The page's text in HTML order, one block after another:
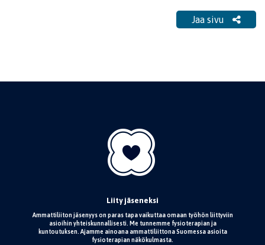
Jaa sivu
Liity jäseneksi
Ammattiliiton jäsenyys on paras tapa vaikuttaa omaan työhön liittyviin
asioihin yhteiskunnallisesti. Me tunnemme fysioterapian ja
kuntoutuksen. Ajamme ainoana ammattiliittona Suomessa asioita
fysioterapian näkökulmasta.